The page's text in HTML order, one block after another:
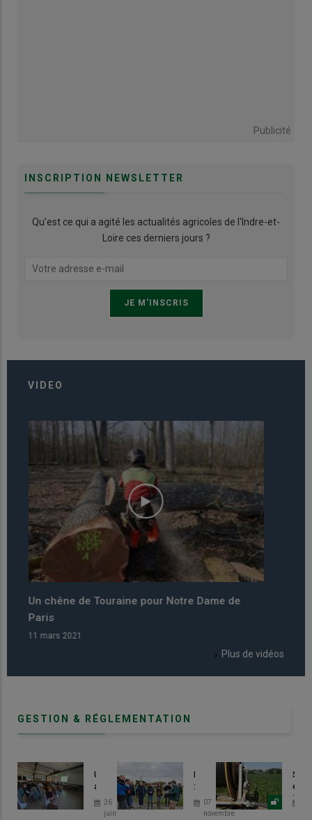
Publicité
INSCRIPTION NEWSLETTER
Qu’est ce qui a agité les actualités agricoles de l'Indre-et-
Loire ces derniers jours ?
VIDEO
Un chêne de Touraine pour Notre Dame de
Paris
11 mars 2021
Plus de vidéos
GESTION & RÉGLEMENTATION
Une
activité
soutenue
face
26
juin
:
un
projet
07
novembre
en